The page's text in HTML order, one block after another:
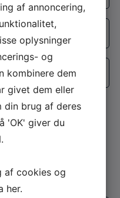
Adresselinje
Postnr.
af annoncering,
oplysninger
og
kombinere dem
givet dem eller
din brug af deres
'OK' giver du
af cookies og
her.